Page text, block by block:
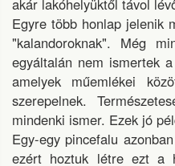
akár lakóhelyüktől távol
Egyre több honlap jelenik
"kalandoroknak". Még
egyáltalán nem ismertek
amelyek műemlékei
szerepelnek.
mindenki ismer. Ezek jó
Egy-egy pincefalu
ezért hoztuk létre ezt a